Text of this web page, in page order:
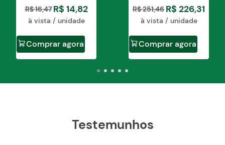
R$16,47 R$ 14,82
à vista / unidade
Comprar agora
R$251,46 R$ 226,31
à vista / unidade
Comprar agora
Testemunhos